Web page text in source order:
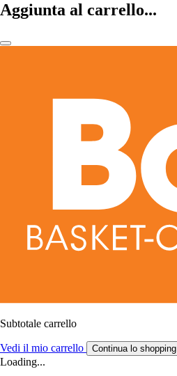
Aggiunta al carrello...
Subtotale carrello
Vedi il mio carrello Continua lo shopping
Loading...